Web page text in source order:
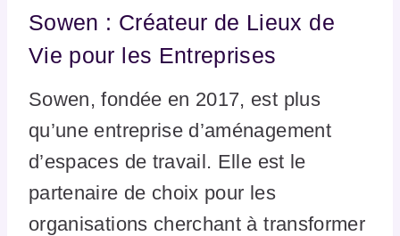
Sowen : Créateur de Lieux de
Vie pour les Entreprises
Sowen, fondée en 2017, est plus
qu’une entreprise d’aménagement
d’espaces de travail. Elle est le
partenaire de choix pour les
organisations cherchant à transformer